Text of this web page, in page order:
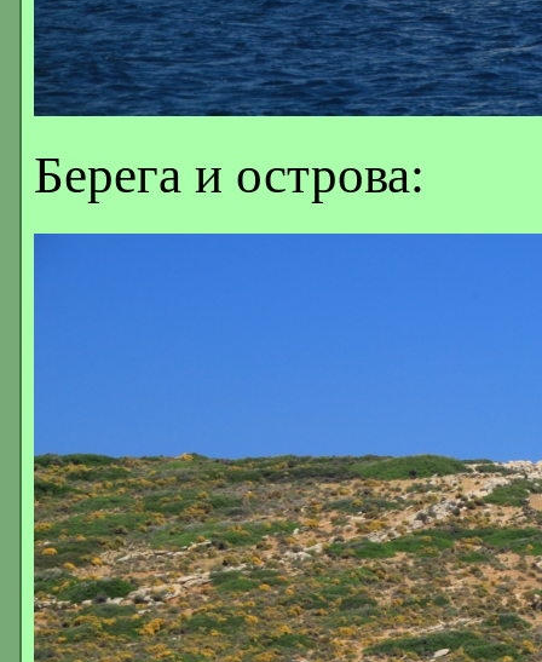
Берега и острова: